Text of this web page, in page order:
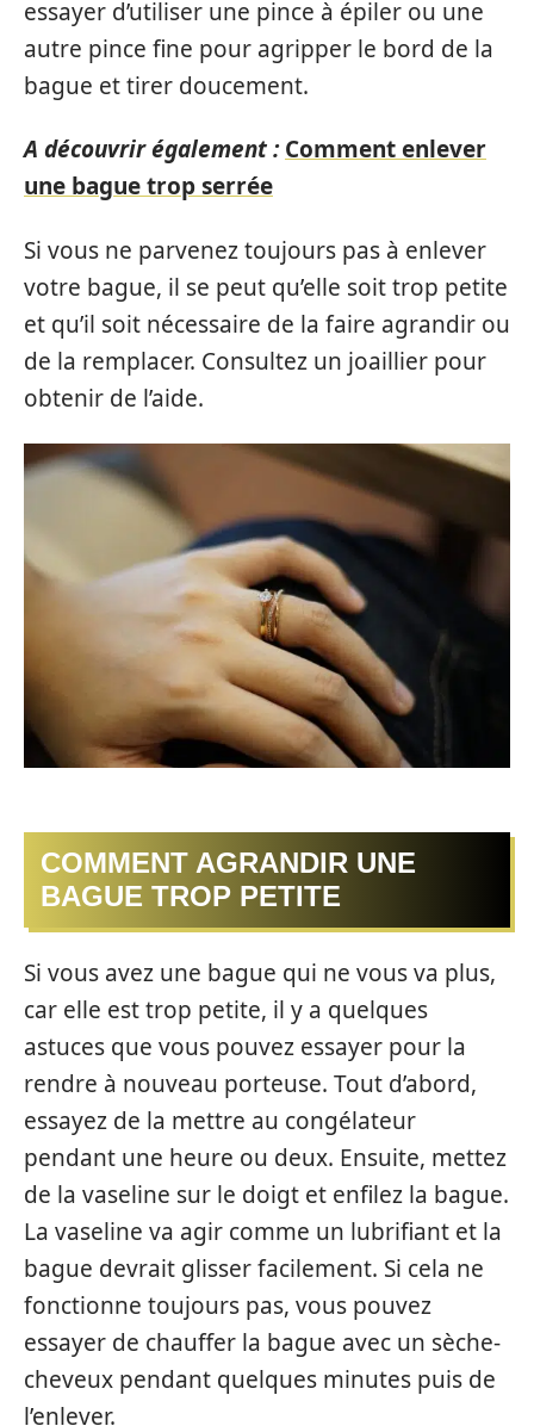
essayer d’utiliser une pince à épiler ou une
autre pince fine pour agripper le bord de la
bague et tirer doucement.
A découvrir également : Comment enlever
une bague trop serrée
Si vous ne parvenez toujours pas à enlever
votre bague, il se peut qu’elle soit trop petite
et qu’il soit nécessaire de la faire agrandir ou
de la remplacer. Consultez un joaillier pour
obtenir de l’aide.
COMMENT AGRANDIR UNE
BAGUE TROP PETITE
Si vous avez une bague qui ne vous va plus,
car elle est trop petite, il y a quelques
astuces que vous pouvez essayer pour la
rendre à nouveau porteuse. Tout d’abord,
essayez de la mettre au congélateur
pendant une heure ou deux. Ensuite, mettez
de la vaseline sur le doigt et enfilez la bague.
La vaseline va agir comme un lubrifiant et la
bague devrait glisser facilement. Si cela ne
fonctionne toujours pas, vous pouvez
essayer de chauffer la bague avec un sèche-
cheveux pendant quelques minutes puis de
l’enlever.